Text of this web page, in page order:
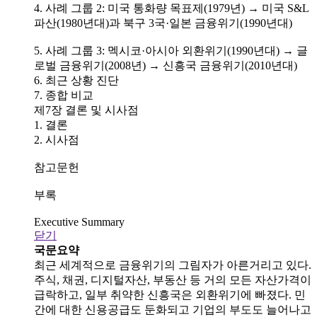
4. 사례 그룹 2: 미국 통화량 목표제(1979년) → 미국 S&L
파산(1980년대)과 북구 3국·일본 금융위기(1990년대)
5. 사례 그룹 3: 멕시코·아시아 외환위기(1990년대) → 글
로벌 금융위기(2008년) → 신흥국 금융위기(2010년대)
6. 최근 상황 진단
7. 종합 비교
제7장 결론 및 시사점
1. 결론
2. 시사점
참고문헌
부록
Executive Summary
닫기
국문요약
최근 세계적으로 금융위기의 그림자가 아른거리고 있다.
주식, 채권, 디지털자산, 부동산 등 거의 모든 자산가격이
급락하고, 일부 취약한 신흥국은 외환위기에 빠졌다. 민
간에 대한 신용공급도 둔화되고 기업의 부도도 늘어나고